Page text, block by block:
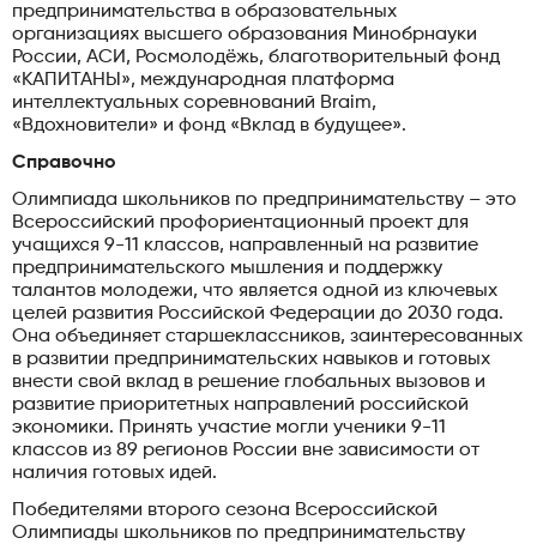
предпринимательства в образовательных
организациях высшего образования Минобрнауки
России, АСИ, Росмолодёжь, благотворительный фонд
«КАПИТАНЫ», международная платформа
интеллектуальных соревнований Braim,
«Вдохновители» и фонд «Вклад в будущее».
Справочно
Олимпиада школьников по предпринимательству – это
Всероссийский профориентационный проект для
учащихся 9-11 классов, направленный на развитие
предпринимательского мышления и поддержку
талантов молодежи, что является одной из ключевых
целей развития Российской Федерации до 2030 года.
Она объединяет старшеклассников, заинтересованных
в развитии предпринимательских навыков и готовых
внести свой вклад в решение глобальных вызовов и
развитие приоритетных направлений российской
экономики. Принять участие могли ученики 9-11
классов из 89 регионов России вне зависимости от
наличия готовых идей.
Победителями второго сезона Всероссийской
Олимпиады школьников по предпринимательству